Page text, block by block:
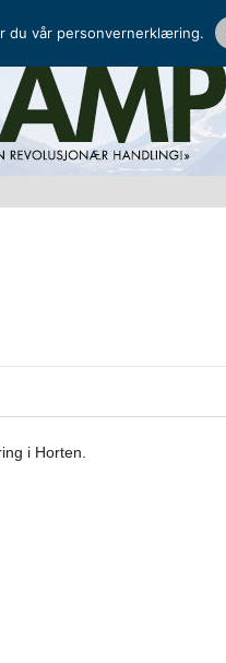
i Horten.
du vår personvernerklæring.